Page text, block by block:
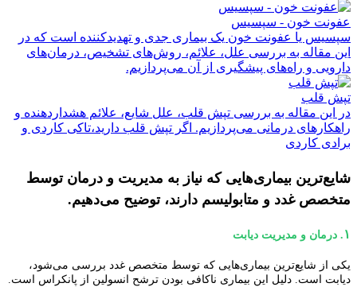
عفونت خون - سپسیس
سپسیس یا عفونت خون یک بیماری جدی و تهدیدکننده است که در
این مقاله به بررسی علل، علائم، روش‌های تشخیص، درمان‌های
دارویی و راه‌های پیشگیری از آن می‌پردازیم.
تپش قلب
در این مقاله به بررسی تپش قلب، علل شایع، علائم هشداردهنده و
راهکارهای درمانی می‌پردازیم. اگر تپش قلب دارید،تاکی کاردی و
برادی کاردی
شایع‌ترین بیماری‌هایی که نیاز به مدیریت و درمان توسط
متخصص غدد و متابولیسم دارند، توضیح می‌دهیم.
۱ . درمان و مدیریت دیابت
یکی از شایع‌ترین بیماری‌هایی که توسط متخصص غدد بررسی می‌شود،
دیابت است. دلیل این بیماری ناکافی بودن ترشح انسولین از پانکراس است.